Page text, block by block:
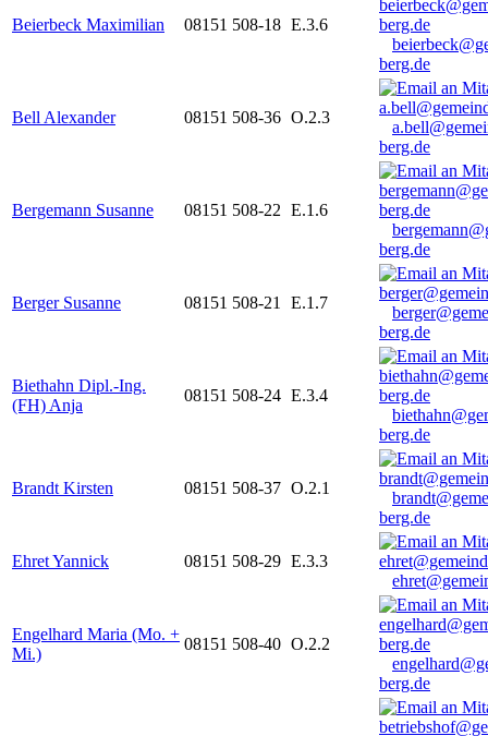
Beierbeck Maximilian 08151 508-18 E.3.6
berg.de
Bell Alexander 08151 508-36 O.2.3
berg.de
Bergemann Susanne 08151 508-22 E.1.6
berg.de
Berger Susanne 08151 508-21 E.1.7
berg.de
Biethahn Dipl.-Ing.
(FH) Anja
08151 508-24 E.3.4
berg.de
Brandt Kirsten 08151 508-37 O.2.1
berg.de
Ehret Yannick 08151 508-29 E.3.3
Engelhard Maria (Mo. +
Mi.)
08151 508-40 O.2.2
berg.de